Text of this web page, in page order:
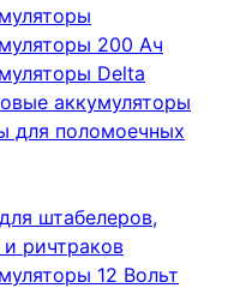
200 Ач
Delta
аккумуляторы
для поломоечных
штабелеров,
ричтраков
12 Вольт